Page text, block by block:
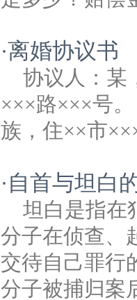
·离婚协议书
协议人：某
×××路×××号
族，住××市
· 自首与坦白
坦白是指在
分子在侦查、
交待自己罪行
分子被捕归案